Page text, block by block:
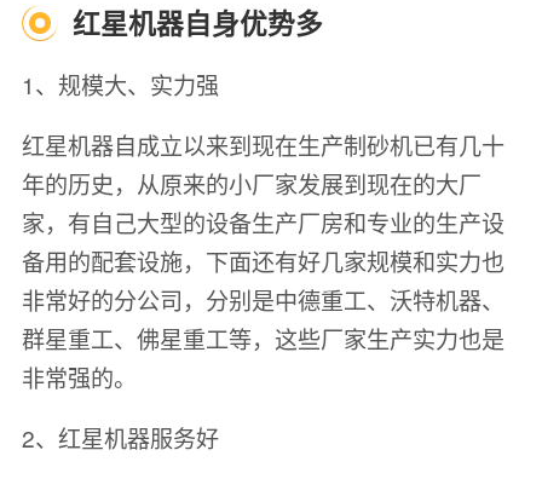
红星机器自身优势多
1、规模大、实力强
红星机器自成立以来到现在生产制砂机已有几十
年的历史，从原来的小厂家发展到现在的大厂
家，有自己大型的设备生产厂房和专业的生产设
备用的配套设施，下面还有好几家规模和实力也
非常好的分公司，分别是中德重工、沃特机器、
群星重工、佛星重工等，这些厂家生产实力也是
非常强的。
2、红星机器服务好